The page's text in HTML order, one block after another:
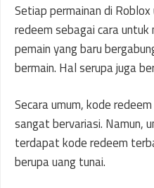
Setiap permainan di
redeem sebagai cara
pemain yang baru
bermain. Hal serupa juga
Secara umum, kode
sangat bervariasi. Namun,
terdapat kode redeem
berupa uang tunai.